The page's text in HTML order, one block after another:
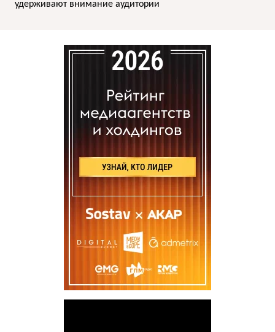
удерживают внимание аудитории